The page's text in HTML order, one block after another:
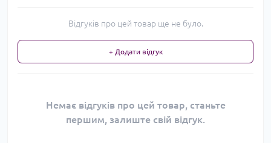
Відгуків про цей товар ще не було.
+ Додати відгук
Немає відгуків про цей товар, станьте
першим, залиште свій відгук.